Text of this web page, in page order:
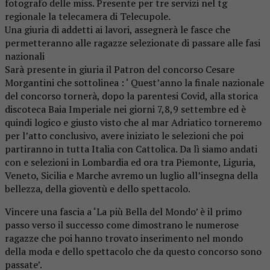
fotografo delle miss. Presente per tre servizi nel tg
regionale la telecamera di Telecupole.
Una giuria di addetti ai lavori, assegnerà le fasce che
permetteranno alle ragazze selezionate di passare alle fasi
nazionali
Sarà presente in giuria il Patron del concorso Cesare
Morgantini che sottolinea : ‘ Quest’anno la finale nazionale
del concorso tornerà, dopo la parentesi Covid, alla storica
discoteca Baia Imperiale nei giorni 7,8,9 settembre ed è
quindi logico e giusto visto che al mar Adriatico torneremo
per l’atto conclusivo, avere iniziato le selezioni che poi
partiranno in tutta Italia con Cattolica. Da lì siamo andati
con e selezioni in Lombardia ed ora tra Piemonte, Liguria,
Veneto, Sicilia e Marche avremo un luglio all’insegna della
bellezza, della gioventù e dello spettacolo.
Vincere una fascia a ‘La più Bella del Mondo’ è il primo
passo verso il successo come dimostrano le numerose
ragazze che poi hanno trovato inserimento nel mondo
della moda e dello spettacolo che da questo concorso sono
passate’.